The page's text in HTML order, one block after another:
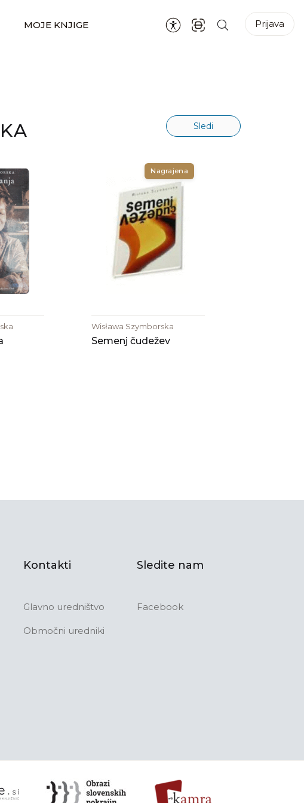
MOJE KNJIGE Prijava
Sledi
Nagrajena
Wisława Szymborska
Semenj čudežev
Kontakti
Glavno uredništvo
Območni uredniki
Sledite nam
Facebook